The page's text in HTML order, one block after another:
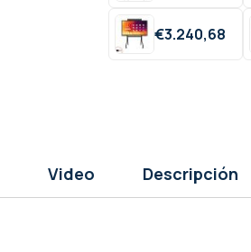
€3.240,68
Video Descripción